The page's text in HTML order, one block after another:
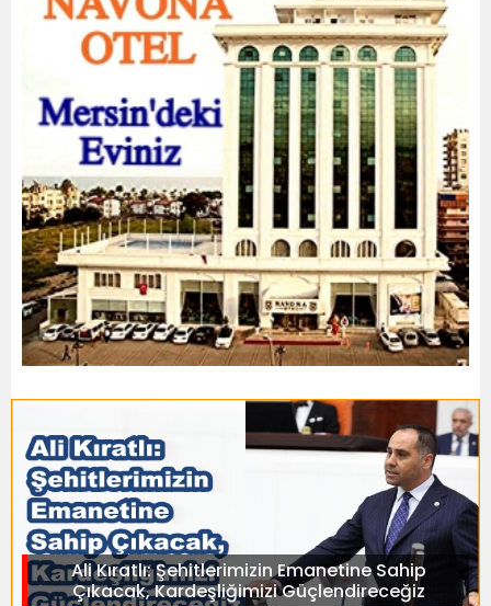
Ali Kıratlı: Şehitlerimizin Emanetine Sahip
Çıkacak, Kardeşliğimizi Güçlendireceğiz